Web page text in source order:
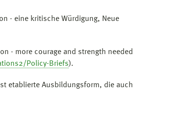
- eine kritische Würdigung, Neue
- more courage and strength needed
Policy-Briefs).
etablierte Ausbildungsform, die auch